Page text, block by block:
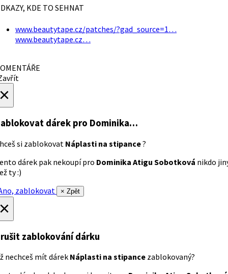
KDE TO SEHNAT
www.beautytape.cz/patches/?gad_source=1…
www.beautytape.cz…
dárek pro Dominika…
si zablokovat Náplasti na stipance?
dárek pak nekoupí pro Dominika Atigu Sobotková nikdo
ty :)
zablokovat
× Zpět
zablokování dárku
nechceš mít dárek Náplasti na stipance zablokovaný?